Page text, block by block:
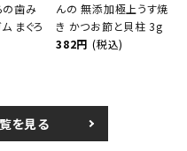
の歯み
まぐろ
んの 無添加極上うす焼
き かつお節と貝柱 3g
382円 (税込)
を見る